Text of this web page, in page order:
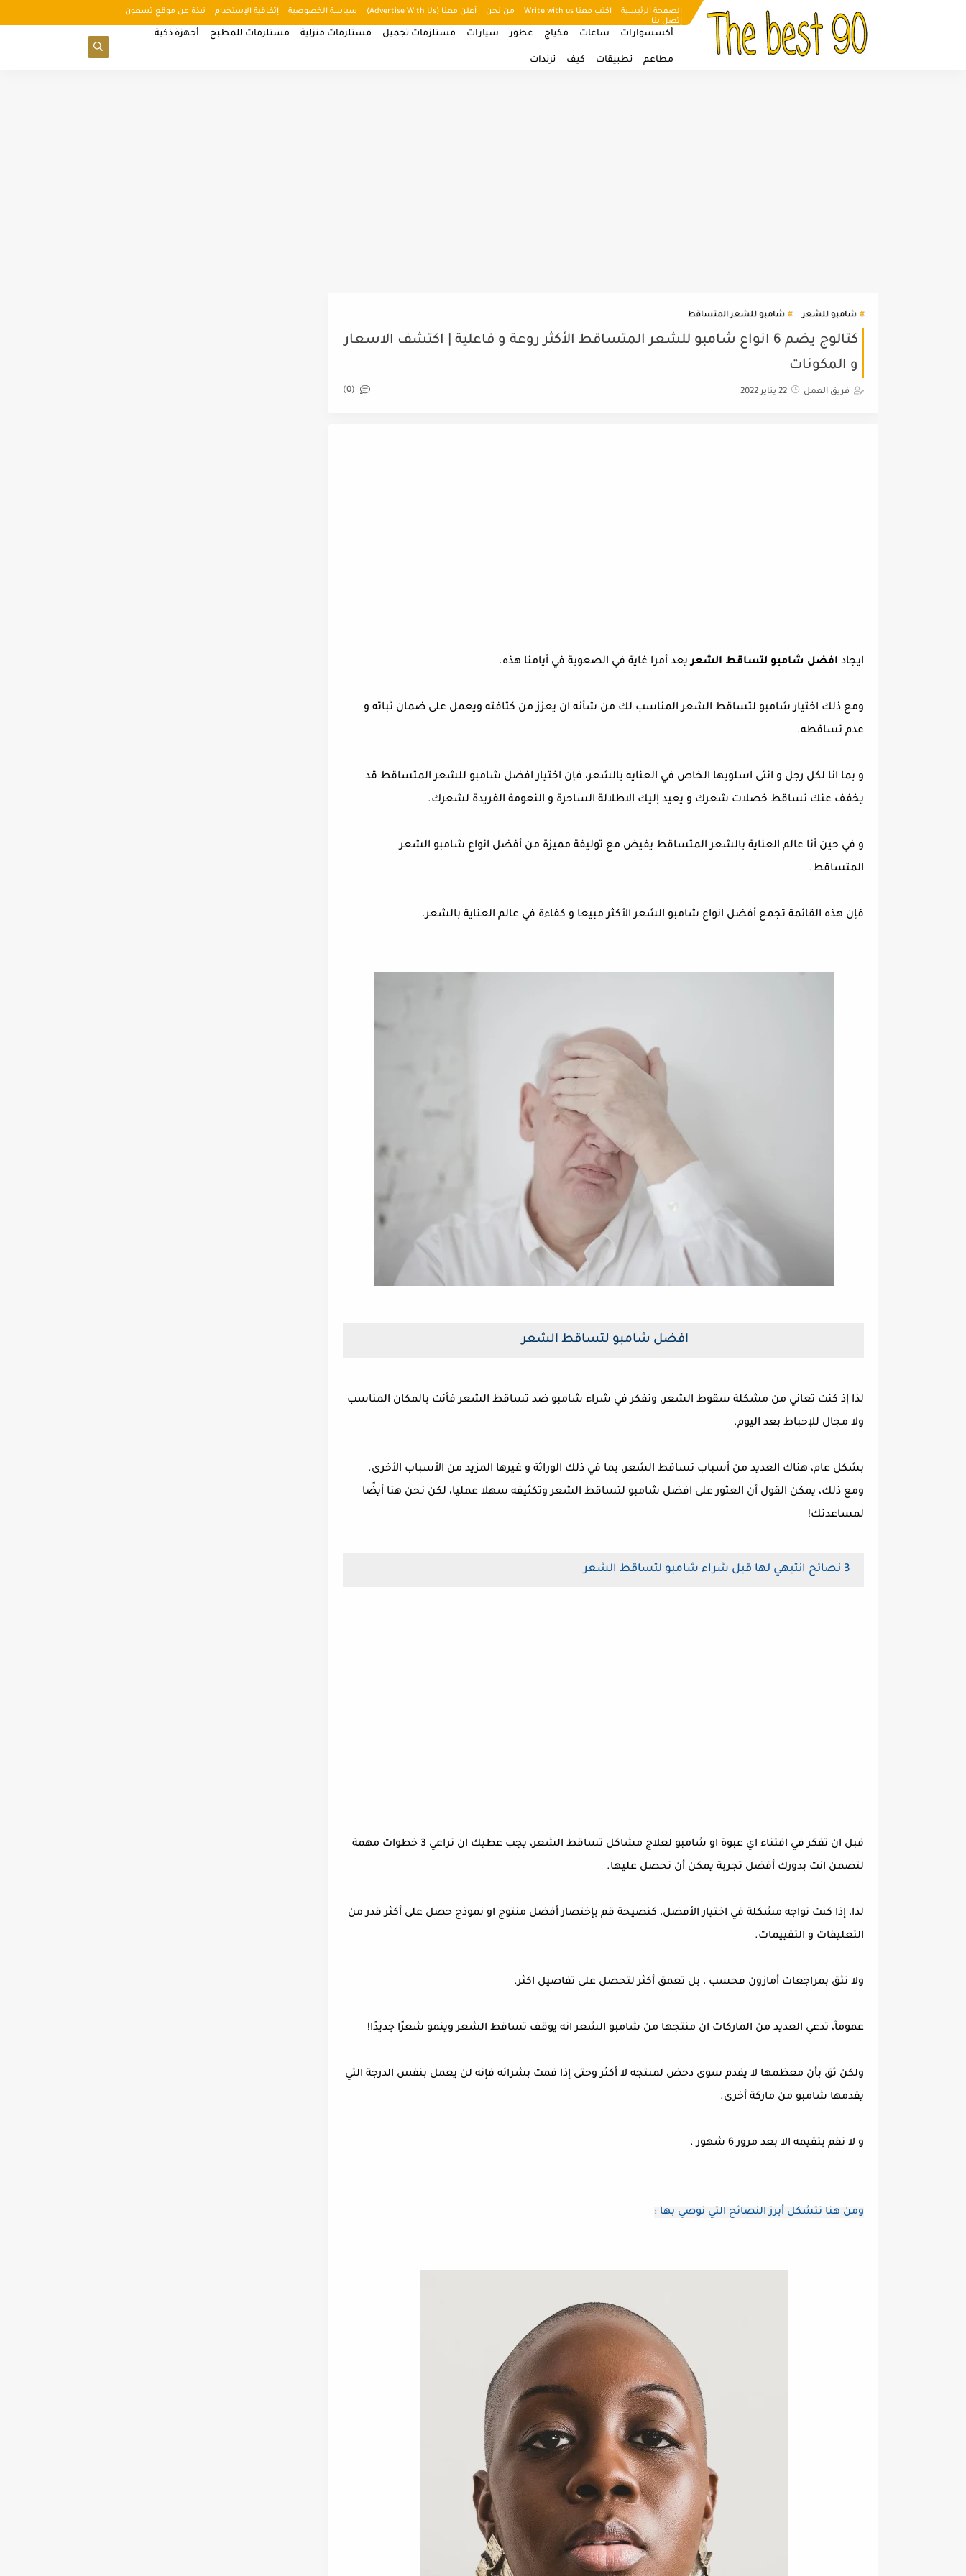
الصفحة الرئيسية اكتب معنا Write with us من نحن أعلن معنا (Advertise With Us) سياسة الخصوصية إتفاقية الإستخدام
نبذة عن موقع تسعون
إتصل بنا
أكسسوارات ساعات مكياج عطور سيارات مستلزمات تجميل مستلزمات منزلية مستلزمات للمطبخ أجهزة ذكية
مطاعم تطبيقات كيف ترندات
شامبو للشعر شامبو للشعر المتساقط
كتالوج يضم 6 انواع شامبو للشعر المتساقط الأكثر روعة و فاعلية | اكتشف الاسعار
و المكونات
فريق العمل 22 يناير 2022 (0)
ايجاد افضل شامبو لتساقط الشعريعد أمرا غاية في الصعوبة في أيامنا هذه.
ومع ذلك اختيار شامبو لتساقط الشعر المناسب لك من شأنه ان يعزز من كثافته ويعمل على ضمان ثباته و
عدم تساقطه.
و بما انا لكل رجل و انثى اسلوبها الخاص في العنايه بالشعر، فإن اختيار افضل شامبو للشعر المتساقط قد
يخفف عنك تساقط خصلات شعرك و يعيد إليك الاطلالة الساحرة و النعومة الفريدة لشعرك.
و في حين أنا عالم العناية بالشعر المتساقط يفيض مع توليفة مميزة من أفضل انواع شامبو الشعر
المتساقط.
فإن هذه القائمة تجمع أفضل انواع شامبو الشعر الأكثر مبيعا و كفاءة في عالم العناية بالشعر.
افضل شامبو لتساقط الشعر
لذا إذ كنت تعاني من مشكلة سقوط الشعر، وتفكر في شراء شامبو ضد تساقط الشعر فأنت بالمكان المناسب
ولا مجال للإحباط بعد اليوم.
بشكل عام، هناك العديد من أسباب تساقط الشعر، بما في ذلك الوراثة و غيرها المزيد من الأسباب الأخرى.
ومع ذلك، يمكن القول أن العثور على افضل شامبو لتساقط الشعر وتكثيفه سهلا عمليا، لكن نحن هنا أيضًا
لمساعدتك!
3 نصائح انتبهي لها قبل شراء شامبو لتساقط الشعر
قبل ان تفكر في اقتناء اي عبوة او شامبو لعلاج مشاكل تساقط الشعر، يجب عطيك ان تراعي 3 خطوات مهمة
لتضمن انت بدورك أفضل تجربة يمكن أن تحصل عليها.
لذا، إذا كنت تواجه مشكلة في اختيار الأفضل، كنصيحة قم بإختصار أفضل منتوج او نموذج حصل على أكثر قدر من
التعليقات و التقييمات.
ولا تثق بمراجعات أمازون فحسب ، بل تعمق أكثر لتحصل على تفاصيل اكثر.
عمومآ، تدعي العديد من الماركات ان منتجها من شامبو الشعر انه يوقف تساقط الشعر وينمو شعرًا جديدًا!
ولكن ثق بأن معظمها لا يقدم سوى دحض لمنتجه لا أكثر وحتى إذا قمت بشرائه فإنه لن يعمل بنفس الدرجة التي
يقدمها شامبو من ماركة أخرى.
و لا تقم بتقيمه الا بعد مرور 6 شهور .
ومن هنا تتشكل أبرز النصائح التي نوصي بها :